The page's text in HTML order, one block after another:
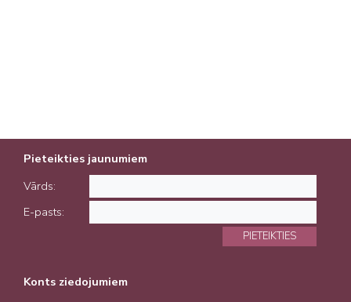
Pieteikties jaunumiem
Vārds:
E-pasts:
PIETEIKTIES
Konts ziedojumiem